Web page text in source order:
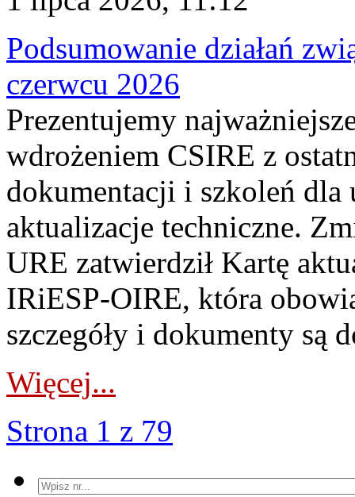
Podsumowanie działań
czerwcu 2026
Prezentujemy
wdrożeniem CSIRE z
dokumentacji i szkoleń
aktualizacje techniczne.
URE zatwierdził Kartę
IRiESP‑OIRE, która
szczegóły i dokumenty są
Więcej...
Strona 1 z 79